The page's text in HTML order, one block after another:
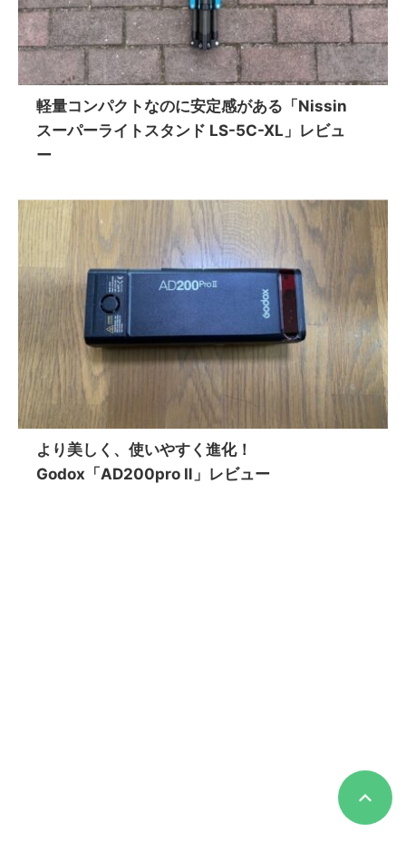
軽量コンパクトなのに安定感がある「Nissin
スーパーライトスタンド LS-5C-XL」レビュ
ー
より美しく、使いやすく進化！
Godox「AD200pro Ⅱ」レビュー